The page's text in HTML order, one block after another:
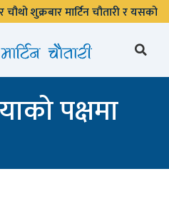
चौथो शुक्रबार मार्टिन चौतारी र यसको
पक्षमा